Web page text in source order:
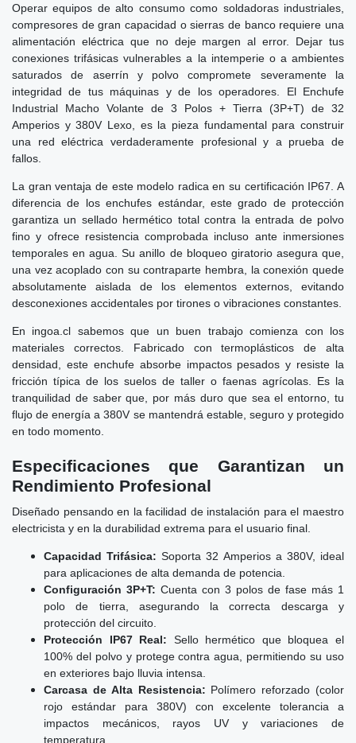
Operar equipos de alto consumo como soldadoras industriales,
compresores de gran capacidad o sierras de banco requiere una
alimentación eléctrica que no deje margen al error. Dejar tus
conexiones trifásicas vulnerables a la intemperie o a ambientes
saturados de aserrín y polvo compromete severamente la
integridad de tus máquinas y de los operadores. El Enchufe
Industrial Macho Volante de 3 Polos + Tierra (3P+T) de 32
Amperios y 380V Lexo, es la pieza fundamental para construir
una red eléctrica verdaderamente profesional y a prueba de
fallos.
La gran ventaja de este modelo radica en su certificación IP67. A
diferencia de los enchufes estándar, este grado de protección
garantiza un sellado hermético total contra la entrada de polvo
fino y ofrece resistencia comprobada incluso ante inmersiones
temporales en agua. Su anillo de bloqueo giratorio asegura que,
una vez acoplado con su contraparte hembra, la conexión quede
absolutamente aislada de los elementos externos, evitando
desconexiones accidentales por tirones o vibraciones constantes.
En ingoa.cl sabemos que un buen trabajo comienza con los
materiales correctos. Fabricado con termoplásticos de alta
densidad, este enchufe absorbe impactos pesados y resiste la
fricción típica de los suelos de taller o faenas agrícolas. Es la
tranquilidad de saber que, por más duro que sea el entorno, tu
flujo de energía a 380V se mantendrá estable, seguro y protegido
en todo momento.
Especificaciones que Garantizan un
Rendimiento Profesional
Diseñado pensando en la facilidad de instalación para el maestro
electricista y en la durabilidad extrema para el usuario final.
Capacidad Trifásica: Soporta 32 Amperios a 380V, ideal
para aplicaciones de alta demanda de potencia.
Configuración 3P+T: Cuenta con 3 polos de fase más 1
polo de tierra, asegurando la correcta descarga y
protección del circuito.
Protección IP67 Real: Sello hermético que bloquea el
100% del polvo y protege contra agua, permitiendo su uso
en exteriores bajo lluvia intensa.
Carcasa de Alta Resistencia: Polímero reforzado (color
rojo estándar para 380V) con excelente tolerancia a
impactos mecánicos, rayos UV y variaciones de
temperatura.